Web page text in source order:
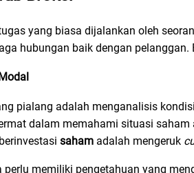
yang biasa dijalankan oleh
hubungan baik dengan pelanggan.
pialang adalah menganalisis
dalam memahami situasi
saham adalah mengeruk
perlu memiliki pengetahuan yang